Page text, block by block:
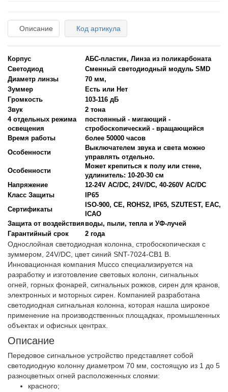
Описание Код артикула
Корпус
АБС-пластик, Линза из поликарбоната
Светодиод
Сменный светодиодный модуль SMD
Диаметр линзы
70 мм,
Зуммер
Есть или Нет
Громкость
103-116 дБ
Звук
2 тона
4 отдельных режима
освещения
постоянный - мигающий -
стробоскопический - вращающийся
Время работы
более 50000 часов
Особенности
Выключателем звука и света можно
управлять отдельно.
Особенности
Может крепиться к полу или стене,
удлинитель: 10-20-30 см
Напряжение
12-24V AC/DC, 24V/DC, 40-260V AC/DC
Класс Защиты
IP65
Сертификаты
ISO-900, CE, ROHS2, IP65, SZUTEST, EAC,
ICAO
Защита от воздействияводы, пыли, тепла и УФ-лучей
Гарантийный срок
2 года
Однослойная светодиодная колонна, стробоскопическая с
зуммером, 24V/DC, цвет синий SNT-7024-CB1 B.
Инновационная компания Mucco специализируется на
разработку и изготовление световых колонн, сигнальных
огней, горных фонарей, сигнальных рожков, сирен для кранов,
электронных и моторных сирен. Компанией разработана
светодиодная сигнальная колонна, которая нашла широкое
применение на производственных площадках, промышленных
объектах и офисных центрах.
Описание
Передовое сигнальное устройство представляет собой
светодиодную колонну диаметром 70 мм, состоящую из 1 до 5
разноцветных огней расположенных слоями:
красного;